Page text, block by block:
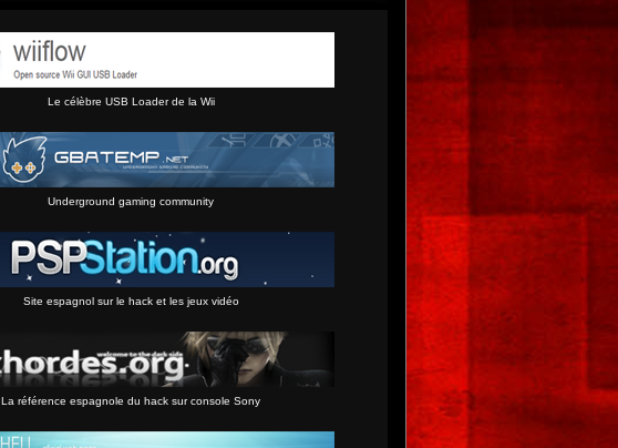
Le célèbre USB Loader de la Wii
Underground gaming community
Site espagnol sur le hack et les jeux vidéo
La référence espagnole du hack sur console Sony